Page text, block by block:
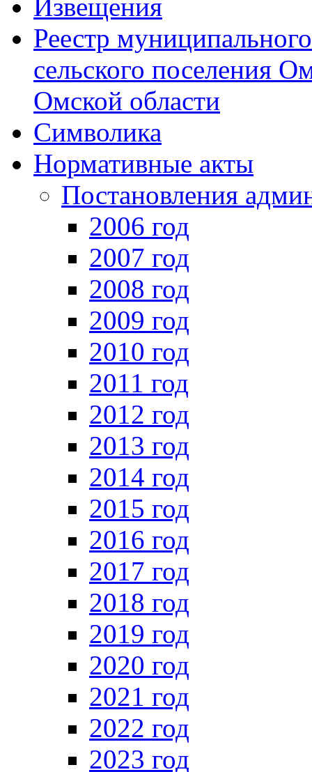
Извещения
Реестр
сельского поселения
Омской области
Символика
Нормативные акты
Постановления
2006 год
2007 год
2008 год
2009 год
2010 год
2011 год
2012 год
2013 год
2014 год
2015 год
2016 год
2017 год
2018 год
2019 год
2020 год
2021 год
2022 год
2023 год